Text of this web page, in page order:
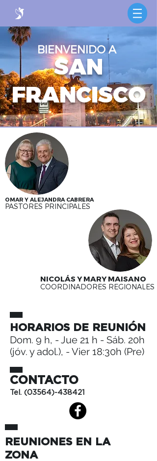
SAN
FRANCISCO
BIENVENIDO A
OMAR Y ALEJANDRA CABRERA
PASTORES PRINCIPALES
NICOLÁS Y MARY MAISANO
COORDINADORES REGIONALES
HORARIOS DE REUNIÓN
Dom. 9 h, - Jue 21 h - Sáb. 20h
(jóv. y adol.), - Vier 18:30h (Pre)
CONTACTO
Tel. (03564)-438421
REUNIONES EN LA
ZONA